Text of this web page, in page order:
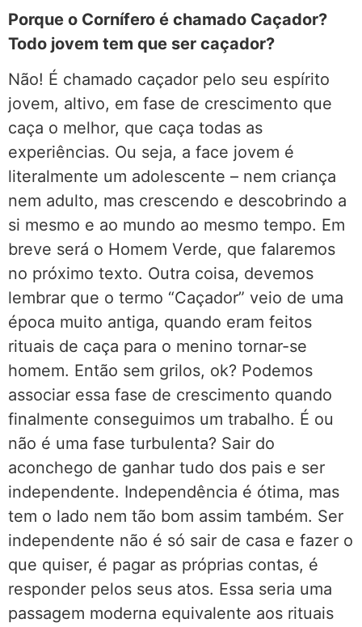
Porque o Cornífero é chamado Caçador?
Todo jovem tem que ser caçador?
Não! É chamado caçador pelo seu espírito
jovem, altivo, em fase de crescimento que
caça o melhor, que caça todas as
experiências. Ou seja, a face jovem é
literalmente um adolescente – nem criança
nem adulto, mas crescendo e descobrindo a
si mesmo e ao mundo ao mesmo tempo. Em
breve será o Homem Verde, que falaremos
no próximo texto. Outra coisa, devemos
lembrar que o termo “Caçador” veio de uma
época muito antiga, quando eram feitos
rituais de caça para o menino tornar-se
homem. Então sem grilos, ok? Podemos
associar essa fase de crescimento quando
finalmente conseguimos um trabalho. É ou
não é uma fase turbulenta? Sair do
aconchego de ganhar tudo dos pais e ser
independente. Independência é ótima, mas
tem o lado nem tão bom assim também. Ser
independente não é só sair de casa e fazer o
que quiser, é pagar as próprias contas, é
responder pelos seus atos. Essa seria uma
passagem moderna equivalente aos rituais